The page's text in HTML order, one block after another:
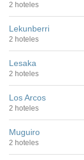
2 hoteles
Lekunberri
2 hoteles
Lesaka
2 hoteles
Los Arcos
2 hoteles
Muguiro
2 hoteles